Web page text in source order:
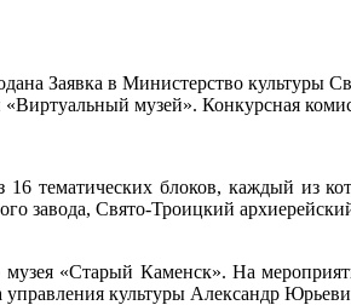
Заявка в Министерство культуры
музей». Конкурсная
тематических блоков, каждый из
завода, Свято-Троицкий
музея «Старый Каменск». На
культуры Александр